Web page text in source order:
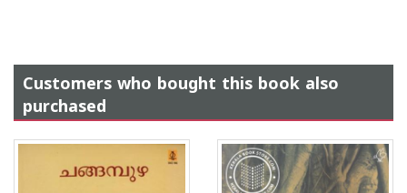
Customers who bought this book also
purchased